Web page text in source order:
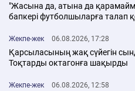
"Жасына да, атына да
бапкері футболшыларға талап
Жекпе-жек 06.08.2026, 17:28
Қарсыласының жақ сүйегін
Тоқтарды октагонға шақырды
Жекпе-жек 06.08.2026, 12:58